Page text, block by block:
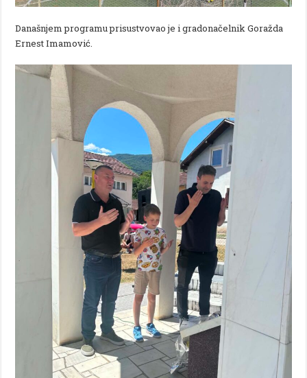
Današnjem programu prisustvovao je i gradonačelnik Goražda
Ernest Imamović.